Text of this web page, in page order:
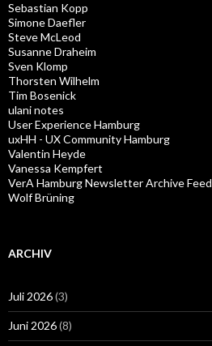
Sebastian Kopp
Simone Daefler
Steve McLeod
Susanne Draheim
Sven Klomp
Thorsten Wilhelm
Tim Bosenick
ulani notes
User Experience Hamburg
uxHH - UX Community Hamburg
Valentin Heyde
Vanessa Kempfert
VerA Hamburg Newsletter Archive Feed
Wolf Brüning
ARCHIV
Juli 2026(3)
Juni 2026(8)